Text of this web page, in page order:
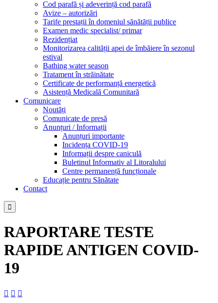
Cod parafă și adeverință cod parafă
Avize – autorizări
Tarife prestații în domeniul sănătății publice
Examen medic specialist/ primar
Rezidențiat
Monitorizarea calității apei de îmbăiere în sezonul
estival
Bathing water season
Tratament în străinătate
Certificate de performanță energetică
Asistență Medicală Comunitară
Comunicare
Noutăți
Comunicate de presă
Anunțuri / Informații
Anunțuri importante
Incidența COVID-19
Informații despre caniculă
Buletinul Informativ al Litoralului
Centre permanență funcționale
Educație pentru Sănătate
Contact

RAPORTARE TESTE
RAPIDE ANTIGEN COVID-
19
  